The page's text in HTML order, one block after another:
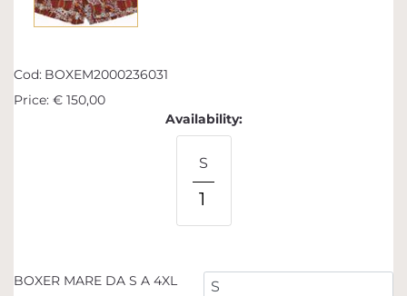
Cod: BOXEM2000236031
Price: € 150,00
Availability:
S
1
BOXER MARE DA S A 4XL